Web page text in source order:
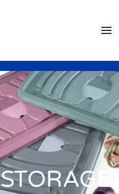
STORAGE